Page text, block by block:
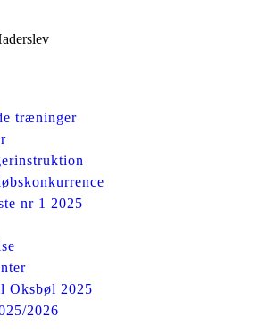
træninger
nr 1 2025
Oksbøl 2025
2026